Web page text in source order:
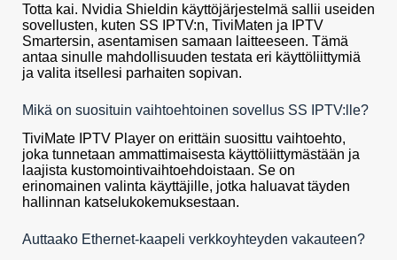
Totta kai. Nvidia Shieldin käyttöjärjestelmä sallii useiden
sovellusten, kuten SS IPTV:n, TiviMaten ja IPTV
Smartersin, asentamisen samaan laitteeseen. Tämä
antaa sinulle mahdollisuuden testata eri käyttöliittymiä
ja valita itsellesi parhaiten sopivan.
Mikä on suosituin vaihtoehtoinen sovellus SS IPTV:lle?
TiviMate IPTV Player on erittäin suosittu vaihtoehto,
joka tunnetaan ammattimaisesta käyttöliittymästään ja
laajista kustomointivaihtoehdoistaan. Se on
erinomainen valinta käyttäjille, jotka haluavat täyden
hallinnan katselukokemuksestaan.
Auttaako Ethernet-kaapeli verkkoyhteyden vakauteen?